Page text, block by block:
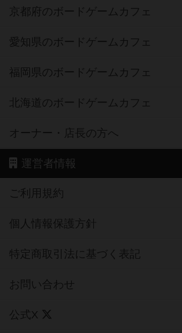
京都府のボードゲームカフェ
愛知県のボードゲームカフェ
福岡県のボードゲームカフェ
北海道のボードゲームカフェ
オーナー・店長の方へ
運営者情報
ご利用規約
個人情報保護方針
特定商取引法に基づく表記
お問い合わせ
公式X